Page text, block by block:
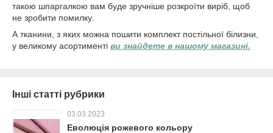
такою шпаргалкою вам буде зручніше розкроїти виріб, щоб
не зробити помилку.
А тканини, з яких можна пошити комплект постільної білизни,
у великому асортименті ви знайдете в нашому магазині.
Інші статті рубрики
03.03.2023
Еволюція рожевого кольору